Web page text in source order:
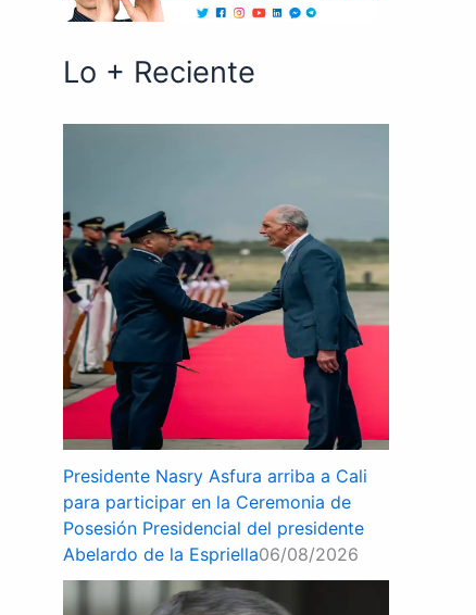
Lo + Reciente
Presidente Nasry Asfura arriba a Cali
para participar en la Ceremonia de
Posesión Presidencial del presidente
Abelardo de la Espriella06/08/2026